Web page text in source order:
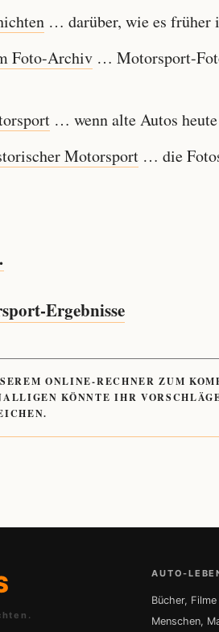
… darüber, wie es früher
Foto-Archiv… Motorsport-
… wenn alte Autos heute
Motorsport… die
Ergebnisse
ONLINE-RECHNER ZUM
KÖNNTE IHR
AUTO-
Bücher,
Menschen,